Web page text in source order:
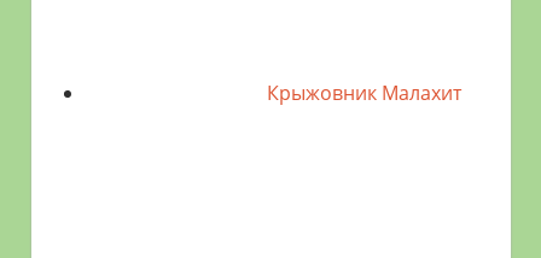
Крыжовник Малахит